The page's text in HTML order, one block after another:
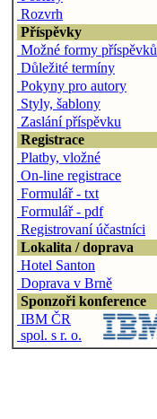
Rozvrh
Příspěvky
Možné formy příspěvků
Důležité termíny
Pokyny pro autory
Styly, šablony
Zaslání příspěvku
Registrace
Platby, vložné
On-line registrace
Formulář - txt
Formulář - pdf
Registrovaní účastníci
Lokalita / doprava
Hotel Santon
Doprava v Brně
Sponzoři konference
IBM ČR
spol. s r. o.